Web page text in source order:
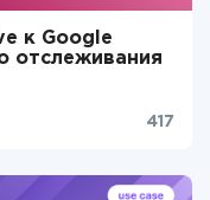
к Google
отслеживания
417